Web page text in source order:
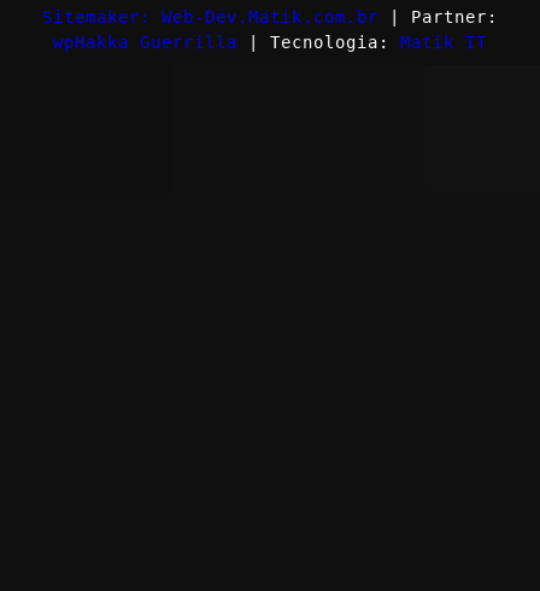
Sitemaker: Web-Dev.Matik.com.br | Partner:
wpHakka Guerrilla | Tecnologia: Matik IT